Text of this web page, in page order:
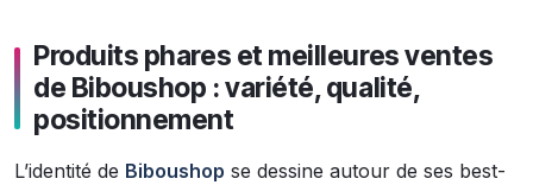
Produits phares et meilleures ventes
de Biboushop : variété, qualité,
positionnement
L’identité de Biboushop se dessine autour de ses best-